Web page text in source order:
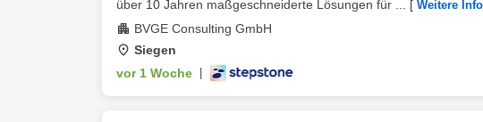
über 10 Jahren maßgeschneiderte Lösungen für ...
[ Weitere
BVGE Consulting GmbH
Siegen
vor 1 Woche